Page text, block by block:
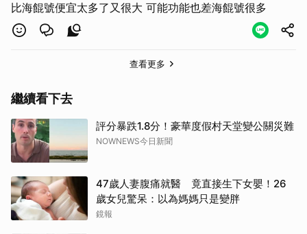
比海餛號便宜太多了又很大 可能功能也差海餛號很多
查看更多
繼續看下去
評分暴跌1.8分！豪華度假村天堂變公關災難
NOWNEWS今日新聞
47歲人妻腹痛就醫 竟直接生下女嬰！26
歲女兒驚呆：以為媽媽只是變胖
鏡報